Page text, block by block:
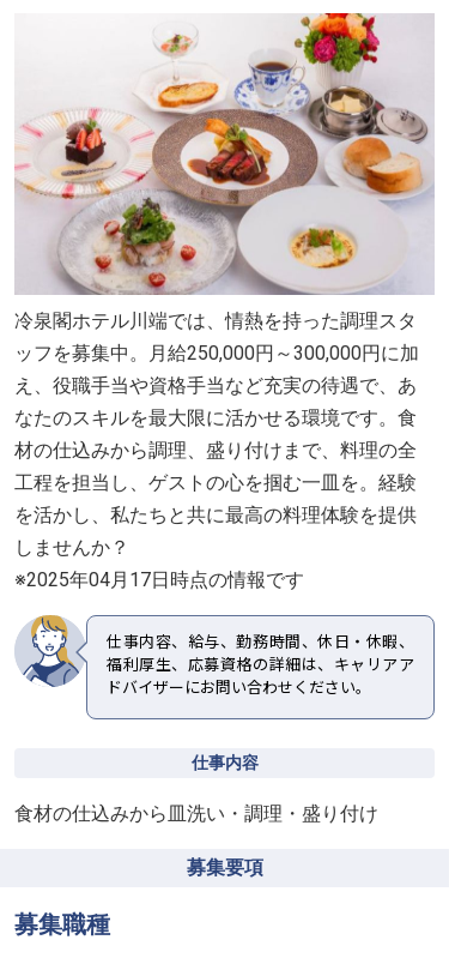
冷泉閣ホテル川端では、情熱を持った調理スタ
ッフを募集中。月給250,000円～300,000円に加
え、役職手当や資格手当など充実の待遇で、あ
なたのスキルを最大限に活かせる環境です。食
材の仕込みから調理、盛り付けまで、料理の全
工程を担当し、ゲストの心を掴む一皿を。経験
を活かし、私たちと共に最高の料理体験を提供
しませんか？
※2025年04月17日時点の情報です
仕事内容、給与、勤務時間、休日・休暇、
福利厚生、応募資格の詳細は、キャリアア
ドバイザーにお問い合わせください。
仕事内容
食材の仕込みから皿洗い・調理・盛り付け
募集要項
募集職種